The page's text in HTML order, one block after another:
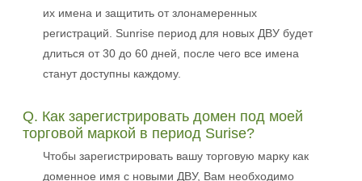
их имена и защитить от злонамеренных
регистраций. Sunrise период для новых ДВУ будет
длиться от 30 до 60 дней, после чего все имена
станут доступны каждому.
Q. Как зарегистрировать домен под моей
торговой маркой в период Surise?
Чтобы зарегистрировать вашу торговую марку как
доменное имя с новыми ДВУ, Вам необходимо